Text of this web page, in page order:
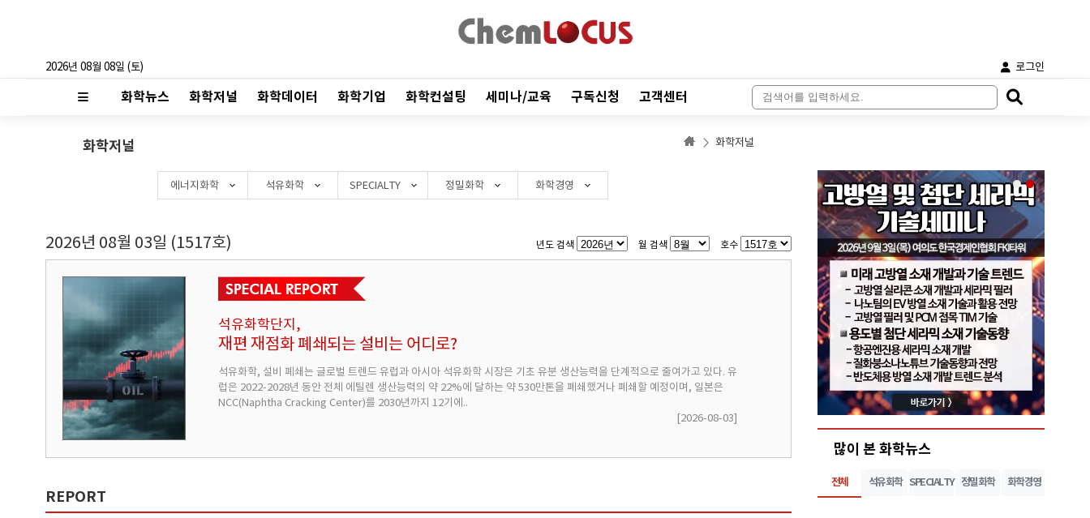
2026년 08월 08일 (토) 로그인
화학뉴스 화학저널 화학데이터 화학기업 화학컨설팅 세미나/교육 구독신청 고객센터
화학저널 화학저널
에너지화학 석유화학 SPECIALTY 정밀화학 화학경영
2026년 08월 03일 (1517호) 년도 검색 월 검색 호수
석유화학단지,
재편 재점화 폐쇄되는 설비는 어디로?
석유화학, 설비 폐쇄는 글로벌 트렌드 유럽과 아시아 석유화학 시장은 기초 유분 생산능력을 단계적으로 줄여가고 있다. 유
럽은 2022-2028년 동안 전체 에틸렌 생산능력의 약 22%에 달하는 약 530만톤을 폐쇄했거나 폐쇄할 예정이며, 일본은
NCC(Naphtha Cracking Center)를 2030년까지 12기에..
[2026-08-03]
REPORT
많이 본 화학뉴스
전체 석유화학 SPECIALTY 정밀화학 화학경영